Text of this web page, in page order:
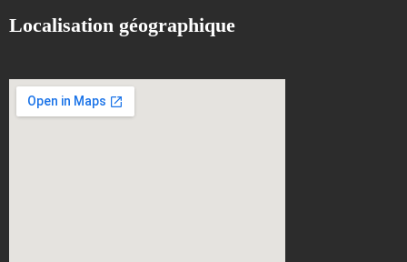
Localisation géographique